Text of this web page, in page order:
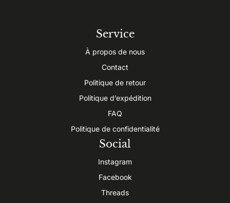
Service
À propos de nous
Contact
Politique de retour
Politique d’expédition
FAQ
Politique de confidentialité
Social
Instagram
Facebook
Threads